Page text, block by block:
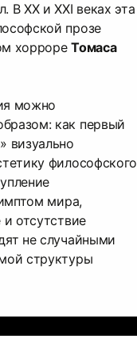
В XX и XXI веках эта
прозе
хоррореТомаса
можно
как первый
визуально
философского
мира,
отсутствие
не случайными
структуры